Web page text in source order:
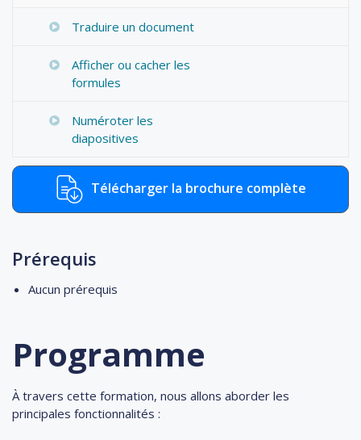
Traduire un document
Afficher ou cacher les
formules
Numéroter les
diapositives
Télécharger la brochure complète
Prérequis
Aucun prérequis
Programme
À travers cette formation, nous allons aborder les
principales fonctionnalités :